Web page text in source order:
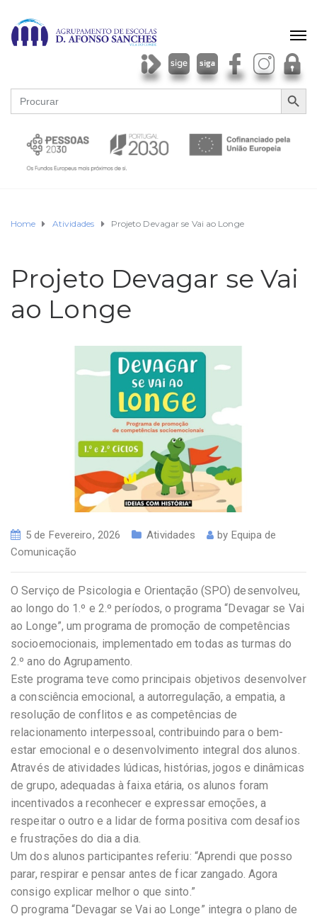
Search
for:
SEARCH
Home Atividades Projeto Devagar se Vai ao Longe
Projeto Devagar se Vai
ao Longe
5 de Fevereiro, 2026 Atividades by Equipa de
Comunicação
O Serviço de Psicologia e Orientação (SPO) desenvolveu,
ao longo do 1.º e 2.º períodos, o programa “Devagar se Vai
ao Longe”, um programa de promoção de competências
socioemocionais, implementado em todas as turmas do
2.º ano do Agrupamento.
Este programa teve como principais objetivos desenvolver
a consciência emocional, a autorregulação, a empatia, a
resolução de conflitos e as competências de
relacionamento interpessoal, contribuindo para o bem-
estar emocional e o desenvolvimento integral dos alunos.
Através de atividades lúdicas, histórias, jogos e dinâmicas
de grupo, adequadas à faixa etária, os alunos foram
incentivados a reconhecer e expressar emoções, a
respeitar o outro e a lidar de forma positiva com desafios
e frustrações do dia a dia.
Um dos alunos participantes referiu: “Aprendi que posso
parar, respirar e pensar antes de ficar zangado. Agora
consigo explicar melhor o que sinto.”
O programa “Devagar se Vai ao Longe” integra o plano de